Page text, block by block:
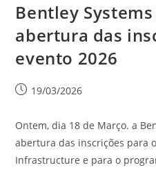
Bentley
abertura das
evento 2026
19/03/2026
Ontem, dia 18 de Março. a
abertura das inscrições para
Infrastructure e para o